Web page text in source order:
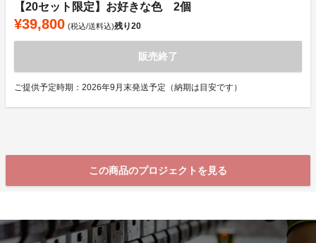
【20セット限定】お好きな色 2個
¥39,800 (税込/送料込)残り20
販売終了
ご提供予定時期：2026年9月末発送予定（納期は目安です）
この商品のプロジェクトを見る